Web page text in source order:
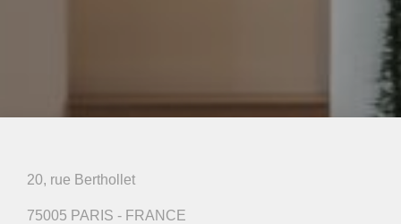
20, rue Berthollet
75005 PARIS - FRANCE